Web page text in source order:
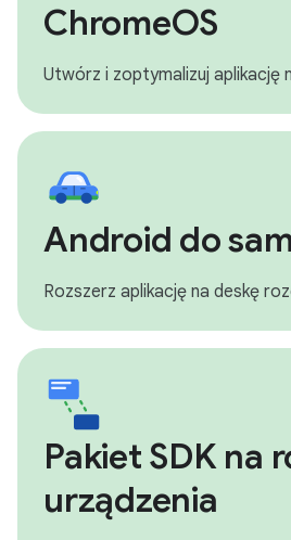
ChromeOS
Utwórz i zoptymalizuj aplikację
Android do
Rozszerz aplikację na deskę
Pakiet SDK na
urządzenia